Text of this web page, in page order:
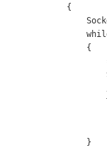
{
Socket
while
{
socketSend =
//开启一个新
Thread
}